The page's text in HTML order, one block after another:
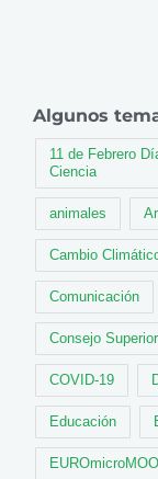
Algunos
11 de Febrero
Ciencia
animales
Cambio
Comunicación
Consejo
COVID-19
Educación